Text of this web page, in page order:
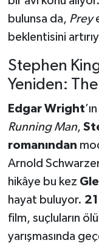
bulunsa da, Prey
beklentisini
Stephen
Yeniden:
Edgar Wright
Running Man,
romanından
Arnold
hikâye bu kez
hayat buluyor.
film, suçluların
yarışmasında